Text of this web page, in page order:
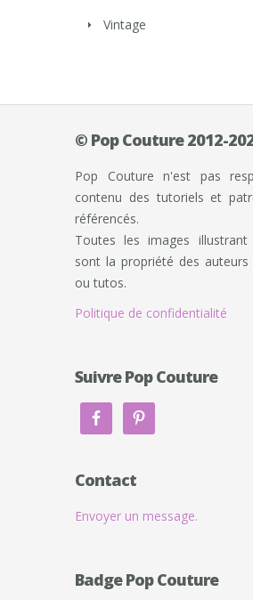
Vintage
© Pop Couture 2012-
Pop Couture n'est pas
contenu des tutoriels et
référencés.
Toutes les images
sont la propriété des auteurs
ou tutos.
Politique de confidentialité
Suivre Pop Couture
Contact
Envoyer un message.
Badge Pop Couture